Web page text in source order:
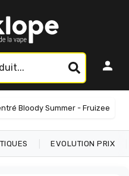
Bloody Summer - Fruizee
EVOLUTION PRIX